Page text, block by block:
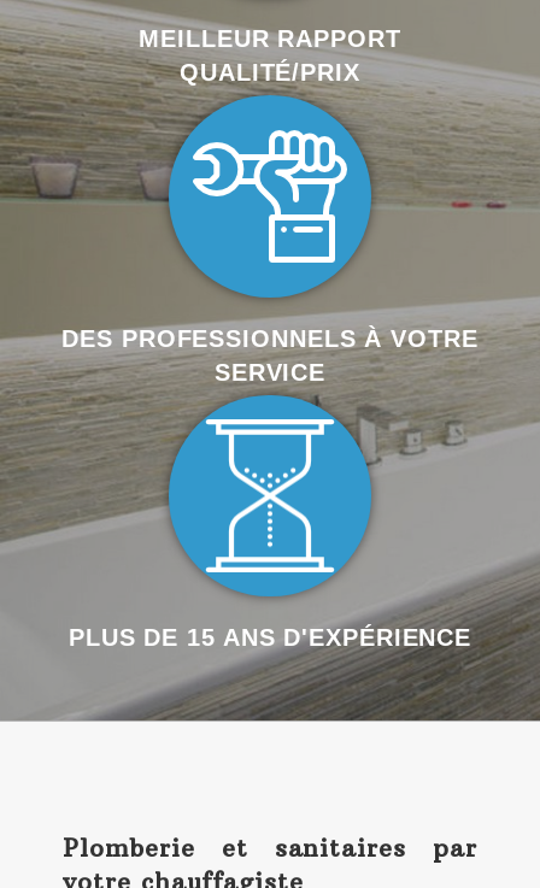
MEILLEUR RAPPORT
QUALITÉ/PRIX
DES PROFESSIONNELS À VOTRE
SERVICE
PLUS DE 15 ANS D'EXPÉRIENCE
Plomberie et sanitaires par
votre chauffagiste